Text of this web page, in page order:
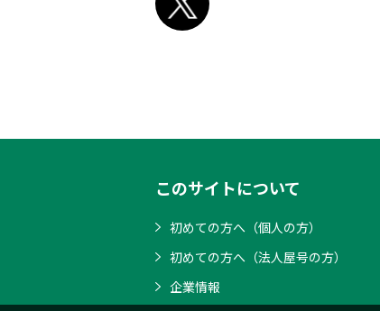
このサイトについて
初めての方へ（個人の方）
初めての方へ（法人屋号の方）
企業情報